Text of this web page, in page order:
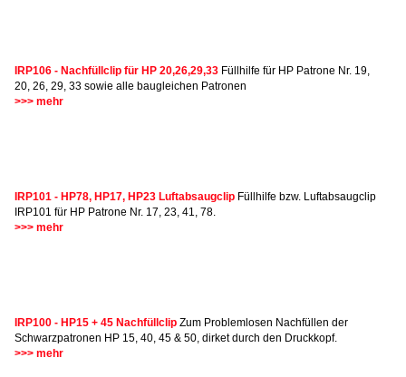
IRP106 - Nachfüllclip für HP 20,26,29,33 Füllhilfe für HP Patrone Nr. 19,
20, 26, 29, 33 sowie alle baugleichen Patronen
>>> mehr
IRP101 - HP78, HP17, HP23 Luftabsaugclip Füllhilfe bzw. Luftabsaugclip
IRP101 für HP Patrone Nr. 17, 23, 41, 78.
>>> mehr
IRP100 - HP15 + 45 Nachfüllclip Zum Problemlosen Nachfüllen der
Schwarzpatronen HP 15, 40, 45 & 50, dirket durch den Druckkopf.
>>> mehr